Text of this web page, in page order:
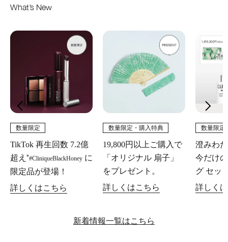
What’s New
数量限定
TikTok 再生回数 7.2億
超え *#CliniqueBlackHoney に
限定品が登場！
詳しくはこちら
数量限定・購入特典
19,800円以上ご購入で
「オリジナル 扇子」
をプレゼント。
詳しくはこちら
数量限定
澄みわ
今だけ
グ セッ
詳しく
新着情報一覧はこちら